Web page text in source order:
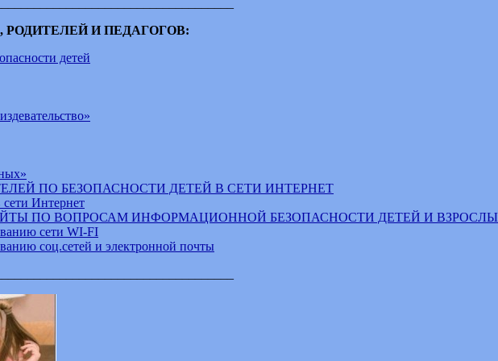
И ПЕДАГОГОВ:
детей
ПО БЕЗОПАСНОСТИ ДЕТЕЙ В СЕТИ ИНТЕРНЕТ
Интернет
ПО ВОПРОСАМ ИНФОРМАЦИОННОЙ БЕЗОПАСНОСТИ ДЕТЕЙ И
сети WI-FI
соц.сетей и электронной почты